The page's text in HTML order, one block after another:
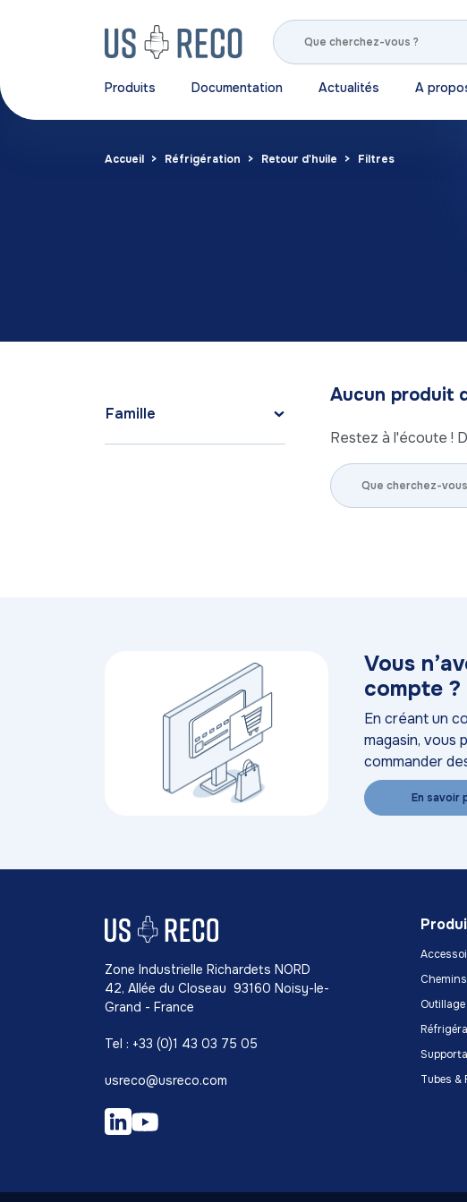
Produits Documentation Actualités A
Accueil Réfrigération Retour d'huile Filtres
Famille
Aucun produit
Restez à l'écoute !
Vous
compte ?
En créant un
magasin, vous
commander
En savoir
Zone Industrielle Richardets NORD
42, Allée du Closeau 93160 Noisy-le-
Grand - France
Tel : +33 (0)1 43 03 75 05
usreco@usreco.com
Outillage
Tubes &